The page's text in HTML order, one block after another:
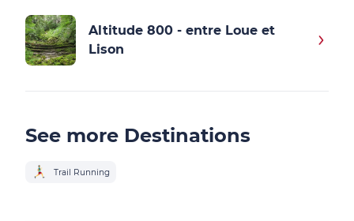
Altitude 800 - entre Loue et
Lison
See more Destinations
Trail Running